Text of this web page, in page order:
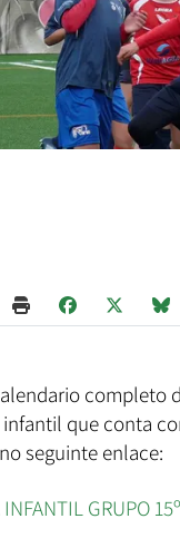
completo
que conta
seguinte enlace:
GRUPO 15º